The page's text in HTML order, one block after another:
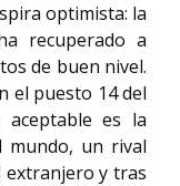
optimista: la
recuperado a
de buen nivel.
el puesto 14 del
es la
mundo, un rival
extranjero y tras